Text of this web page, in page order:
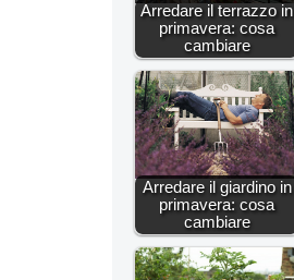
Arredare il terrazzo in
primavera: cosa
cambiare
Arredare il giardino in
primavera: cosa
cambiare